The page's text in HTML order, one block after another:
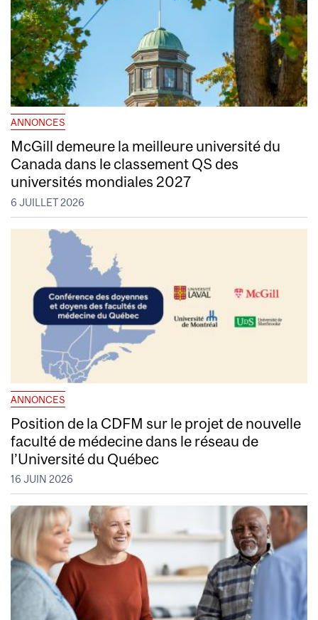
ANNONCES
McGill demeure la meilleure université du
Canada dans le classement QS des
universités mondiales 2027
6 JUILLET 2026
ANNONCES
Position de la CDFM sur le projet de nouvelle
faculté de médecine dans le réseau de
l’Université du Québec
16 JUIN 2026